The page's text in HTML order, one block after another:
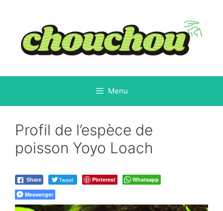
contenu
Menu
Profil de l’espèce de
poisson Yoyo Loach
Share Tweet Pinterest
Whatsapp
Messenger